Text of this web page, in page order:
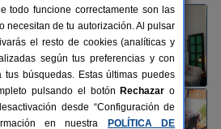
todo funcione correctamente son las
necesitan de tu autorización. Al pulsar
el resto de cookies (analíticas y
según tus preferencias y con
tus búsquedas. Estas últimas puedes
pulsando el botón Rechazar o
desde “Configuración de
en nuestra
POLÍTICA DE